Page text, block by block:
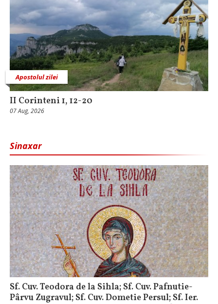
Apostolul zilei
II Corinteni 1, 12-20
07 Aug, 2026
Sinaxar
Sf. Cuv. Teodora de la Sihla; Sf. Cuv. Pafnutie-
Pârvu Zugravul; Sf. Cuv. Dometie Persul; Sf. Ier.